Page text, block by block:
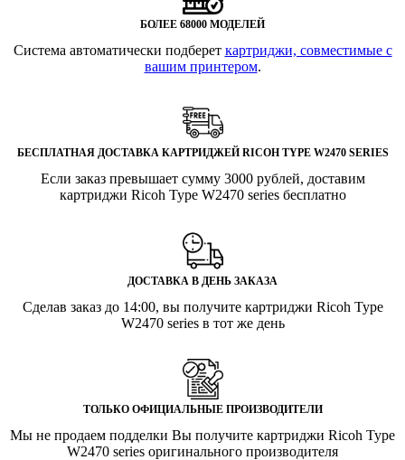
БОЛЕЕ 68000 МОДЕЛЕЙ
Система автоматически подберет картриджи, совместимые с
вашим принтером.
БЕСПЛАТНАЯ ДОСТАВКА КАРТРИДЖЕЙ RICOH TYPE W2470 SERIES
Если заказ превышает сумму 3000 рублей, доставим
картриджи Ricoh Type W2470 series бесплатно
ДОСТАВКА В ДЕНЬ ЗАКАЗА
Сделав заказ до 14:00, вы получите картриджи Ricoh Type
W2470 series в тот же день
ТОЛЬКО ОФИЦИАЛЬНЫЕ ПРОИЗВОДИТЕЛИ
Мы не продаем подделки Вы получите картриджи Ricoh Type
W2470 series оригинального производителя